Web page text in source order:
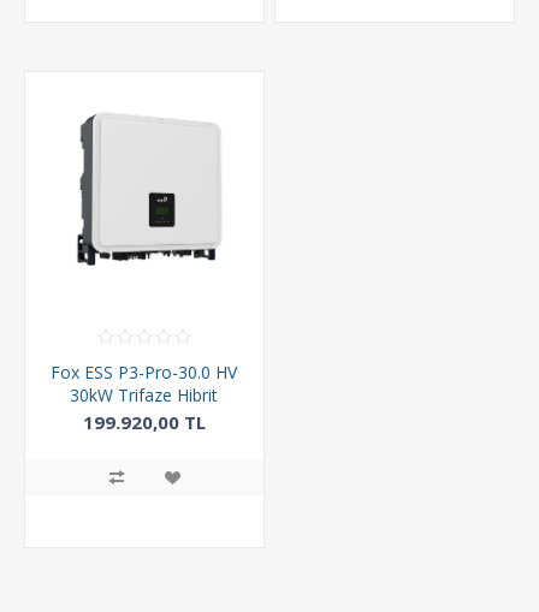
Fox ESS P3-Pro-30.0 HV
30kW Trifaze Hibrit
İnverter
199.920,00 TL